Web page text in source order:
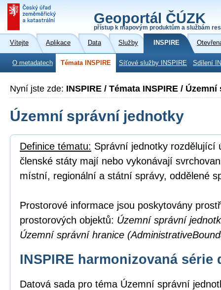
Geoportál ČÚZK
přístup k mapovým produktům a službám
Vítejte Aplikace Data Služby INSPIRE
O metadatech Témata INSPIRE Síťové služby INSPIRE Sdílení
Nyní jste zde: INSPIRE / Témata INSPIRE /
Územní správní jednotky
Definice tématu: Správní jednotky rozdělující
členské státy mají nebo vykonávají
místní, regionální a státní správy, oddělené
Prostorové informace jsou poskytovány
prostorových objektů: Územní správní
Územní správní hranice
INSPIRE harmonizovaná série
Datová sada pro téma Územní správní